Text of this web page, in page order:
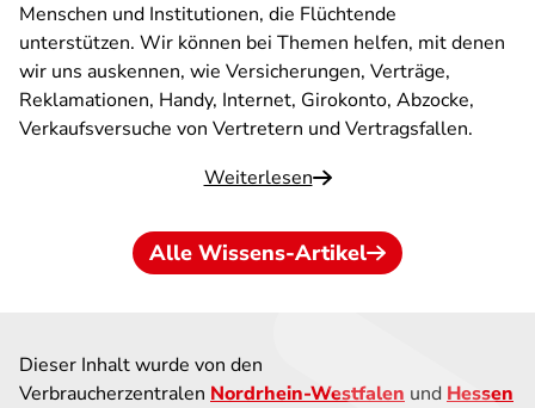
Menschen und Institutionen, die Flüchtende
unterstützen. Wir können bei Themen helfen, mit denen
wir uns auskennen, wie Versicherungen, Verträge,
Reklamationen, Handy, Internet, Girokonto, Abzocke,
Verkaufsversuche von Vertretern und Vertragsfallen.
Weiterlesen
Alle Wissens-Artikel
Dieser Inhalt wurde von den
Verbraucherzentralen Nordrhein-Westfalen und Hessen